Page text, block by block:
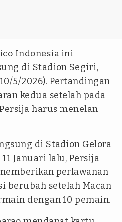
Indonesia ini
di Stadion Segiri,
5/2026). Pertandingan
kedua setelah pada
harus menelan
di Stadion Gelora
Januari lalu, Persija
perlawanan
berubah setelah Macan
dengan 10 pemain.